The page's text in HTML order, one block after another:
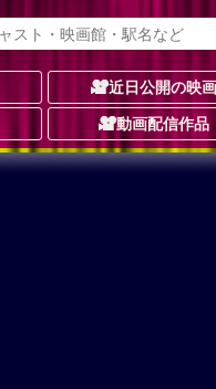
近日公開の映画
動画配信作品